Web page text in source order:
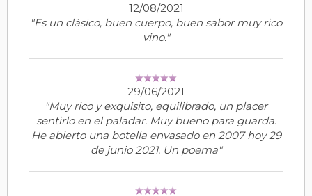
12/08/2021
"Es un clásico, buen cuerpo, buen sabor muy rico
vino."
29/06/2021
"Muy rico y exquisito, equilibrado, un placer
sentirlo en el paladar. Muy bueno para guarda.
He abierto una botella envasado en 2007 hoy 29
de junio 2021. Un poema"